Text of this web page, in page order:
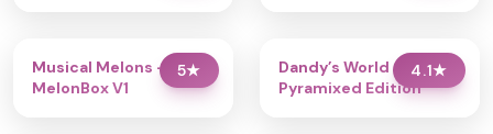
5★
Musical Melons –
MelonBox V1
4.1★
Dandy’s World
Pyramixed Edition